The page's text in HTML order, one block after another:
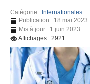
Catégorie : Internationales
Publication : 18 mai 2023
Mis à jour : 1 juin 2023
Affichages : 2921